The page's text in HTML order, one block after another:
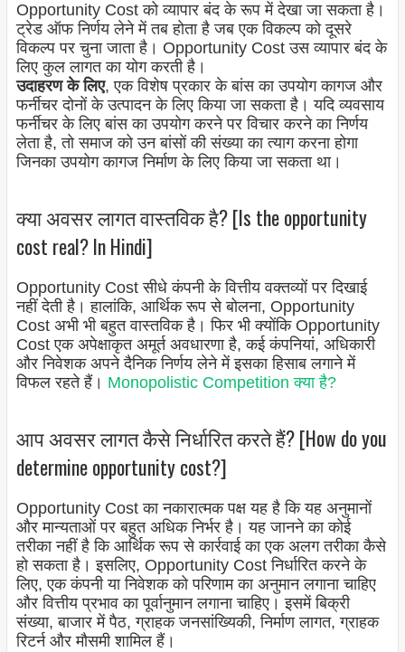
Opportunity Cost को व्यापार बंद के रूप में देखा जा सकता है।
ट्रेड ऑफ निर्णय लेने में तब होता है जब एक विकल्प को दूसरे
विकल्प पर चुना जाता है। Opportunity Cost उस व्यापार बंद के
लिए कुल लागत का योग करती है।
उदाहरण के लिए, एक विशेष प्रकार के बांस का उपयोग कागज और
फर्नीचर दोनों के उत्पादन के लिए किया जा सकता है। यदि व्यवसाय
फर्नीचर के लिए बांस का उपयोग करने पर विचार करने का निर्णय
लेता है, तो समाज को उन बांसों की संख्या का त्याग करना होगा
जिनका उपयोग कागज निर्माण के लिए किया जा सकता था।
क्या अवसर लागत वास्तविक है? [Is the opportunity
cost real? In Hindi]
Opportunity Cost सीधे कंपनी के वित्तीय वक्तव्यों पर दिखाई
नहीं देती है। हालांकि, आर्थिक रूप से बोलना, Opportunity
Cost अभी भी बहुत वास्तविक है। फिर भी क्योंकि Opportunity
Cost एक अपेक्षाकृत अमूर्त अवधारणा है, कई कंपनियां, अधिकारी
और निवेशक अपने दैनिक निर्णय लेने में इसका हिसाब लगाने में
विफल रहते हैं। Monopolistic Competition क्या है?
आप अवसर लागत कैसे निर्धारित करते हैं? [How do you
determine opportunity cost?]
Opportunity Cost का नकारात्मक पक्ष यह है कि यह अनुमानों
और मान्यताओं पर बहुत अधिक निर्भर है। यह जानने का कोई
तरीका नहीं है कि आर्थिक रूप से कार्रवाई का एक अलग तरीका कैसे
हो सकता है। इसलिए, Opportunity Cost निर्धारित करने के
लिए, एक कंपनी या निवेशक को परिणाम का अनुमान लगाना चाहिए
और वित्तीय प्रभाव का पूर्वानुमान लगाना चाहिए। इसमें बिक्री
संख्या, बाजार में पैठ, ग्राहक जनसांख्यिकी, निर्माण लागत, ग्राहक
रिटर्न और मौसमी शामिल हैं।